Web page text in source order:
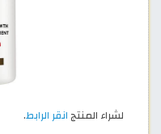
لشراء المنتج انقر الرابط.